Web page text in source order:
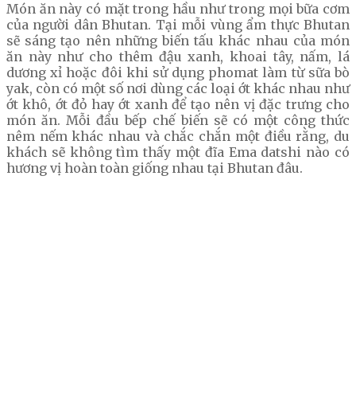
Món ăn này có mặt trong hầu như trong mọi bữa cơm
của người dân Bhutan. Tại mỗi vùng ẩm thực Bhutan
sẽ sáng tạo nên những biến tấu khác nhau của món
ăn này như cho thêm đậu xanh, khoai tây, nấm, lá
dương xỉ hoặc đôi khi sử dụng phomat làm từ sữa bò
yak, còn có một số nơi dùng các loại ớt khác nhau như
ớt khô, ớt đỏ hay ớt xanh để tạo nên vị đặc trưng cho
món ăn. Mỗi đầu bếp chế biến sẽ có một công thức
nêm nếm khác nhau và chắc chắn một điều rằng, du
khách sẽ không tìm thấy một đĩa Ema datshi nào có
hương vị hoàn toàn giống nhau tại Bhutan đâu.